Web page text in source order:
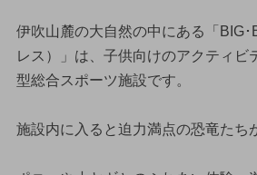
伊吹山麓の大自然の中にある「BIG
レス）」は、子供向けのアクティビ
型総合スポーツ施設です。
施設内に入ると迫力満点の恐竜たち